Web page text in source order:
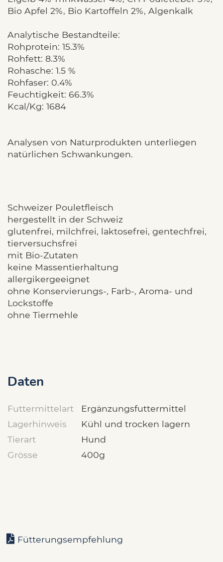
Bio Apfel 2%, Bio Kartoffeln 2%, Algenkalk
Analytische Bestandteile:
Rohprotein: 15.3%
Rohfett: 8.3%
Rohasche: 1.5 %
Rohfaser: 0.4%
Feuchtigkeit: 66.3%
Kcal/Kg: 1684
Analysen von Naturprodukten unterliegen
natürlichen Schwankungen.
Schweizer Pouletfleisch
hergestellt in der Schweiz
glutenfrei, milchfrei, laktosefrei, gentechfrei,
tierversuchsfrei
mit Bio-Zutaten
keine Massentierhaltung
allergikergeeignet
ohne Konservierungs-, Farb-, Aroma- und
Lockstoffe
ohne Tiermehle
Daten
Futtermittelart
Ergänzungsfuttermittel
Lagerhinweis
Kühl und trocken lagern
Tierart
Hund
Grösse
400g
Fütterungsempfehlung